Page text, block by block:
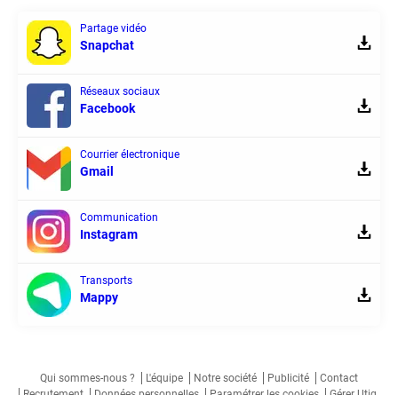
Partage vidéo
Snapchat
Réseaux sociaux
Facebook
Courrier électronique
Gmail
Communication
Instagram
Transports
Mappy
Qui sommes-nous ? L'équipe Notre société Publicité
Contact